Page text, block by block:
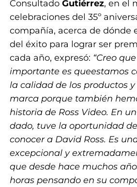
Consultado Gutiérrez, en el
celebraciones del 35º
compañía, acerca de dónde
del éxito para lograr ser
cada año, expresó: “Creo
importante es queestamos
la calidad de los productos
marca porque también
historia de Ross Video. En
dado, tuve la oportunidad
conocer a David Ross. Es
excepcional y
que desde hace muchos
horas pensando en su